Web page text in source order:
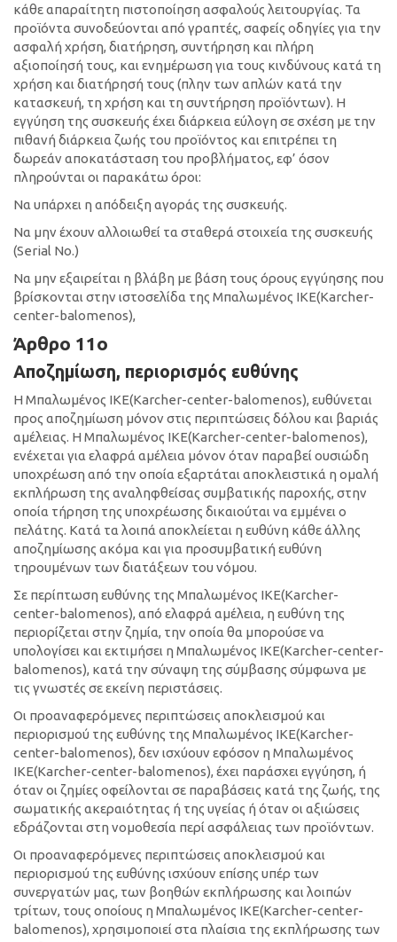
κάθε απαραίτητη πιστοποίηση ασφαλούς λειτουργίας. Τα
προϊόντα συνοδεύονται από γραπτές, σαφείς οδηγίες για την
ασφαλή χρήση, διατήρηση, συντήρηση και πλήρη
αξιοποίησή τους, και ενημέρωση για τους κινδύνους κατά τη
χρήση και διατήρησή τους (πλην των απλών κατά την
κατασκευή, τη χρήση και τη συντήρηση προϊόντων). Η
εγγύηση της συσκευής έχει διάρκεια εύλογη σε σχέση με την
πιθανή διάρκεια ζωής του προϊόντος και επιτρέπει τη
δωρεάν αποκατάσταση του προβλήματος, εφ’ όσον
πληρούνται οι παρακάτω όροι:
Να υπάρχει η απόδειξη αγοράς της συσκευής.
Να μην έχουν αλλοιωθεί τα σταθερά στοιχεία της συσκευής
(Serial No.)
Να μην εξαιρείται η βλάβη με βάση τους όρους εγγύησης που
βρίσκονται στην ιστοσελίδα της Μπαλωμένος ΙΚΕ(Κarcher-
center-balomenos),
Άρθρο 11ο
Αποζημίωση, περιορισμός ευθύνης
Η Μπαλωμένος ΙΚΕ(Κarcher-center-balomenos), ευθύνεται
προς αποζημίωση μόνον στις περιπτώσεις δόλου και βαριάς
αμέλειας. Η Μπαλωμένος ΙΚΕ(Κarcher-center-balomenos),
ενέχεται για ελαφρά αμέλεια μόνον όταν παραβεί ουσιώδη
υποχρέωση από την οποία εξαρτάται αποκλειστικά η ομαλή
εκπλήρωση της αναληφθείσας συμβατικής παροχής, στην
οποία τήρηση της υποχρέωσης δικαιούται να εμμένει ο
πελάτης. Κατά τα λοιπά αποκλείεται η ευθύνη κάθε άλλης
αποζημίωσης ακόμα και για προσυμβατική ευθύνη
τηρουμένων των διατάξεων του νόμου.
Σε περίπτωση ευθύνης της Μπαλωμένος ΙΚΕ(Κarcher-
center-balomenos), από ελαφρά αμέλεια, η ευθύνη της
περιορίζεται στην ζημία, την οποία θα μπορούσε να
υπολογίσει και εκτιμήσει η Μπαλωμένος ΙΚΕ(Κarcher-center-
balomenos), κατά την σύναψη της σύμβασης σύμφωνα με
τις γνωστές σε εκείνη περιστάσεις.
Οι προαναφερόμενες περιπτώσεις αποκλεισμού και
περιορισμού της ευθύνης της Μπαλωμένος ΙΚΕ(Κarcher-
center-balomenos), δεν ισχύουν εφόσον η Μπαλωμένος
ΙΚΕ(Κarcher-center-balomenos), έχει παράσχει εγγύηση, ή
όταν οι ζημίες οφείλονται σε παραβάσεις κατά της ζωής, της
σωματικής ακεραιότητας ή της υγείας ή όταν οι αξιώσεις
εδράζονται στη νομοθεσία περί ασφάλειας των προϊόντων.
Οι προαναφερόμενες περιπτώσεις αποκλεισμού και
περιορισμού της ευθύνης ισχύουν επίσης υπέρ των
συνεργατών μας, των βοηθών εκπλήρωσης και λοιπών
τρίτων, τους οποίους η Μπαλωμένος ΙΚΕ(Κarcher-center-
balomenos), χρησιμοποιεί στα πλαίσια της εκπλήρωσης των